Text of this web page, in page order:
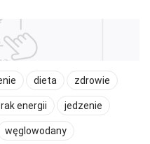
dieta zdrowie
energii jedzenie
węglowodany